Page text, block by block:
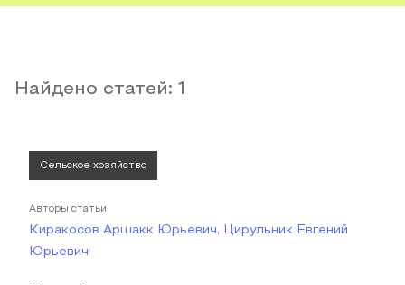
Найдено статей: 1
Сельское хозяйство
Авторы статьи
Киракосов Аршакк Юрьевич, Цирульник Евгений
Юрьевич